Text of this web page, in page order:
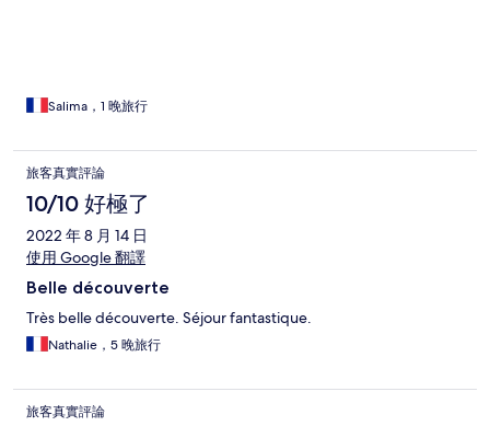
Salima，1 晚旅行
旅客真實評論
10/10 好極了
2022 年 8 月 14 日
使用 Google 翻譯
Belle découverte
Très belle découverte. Séjour fantastique.
Nathalie，5 晚旅行
旅客真實評論